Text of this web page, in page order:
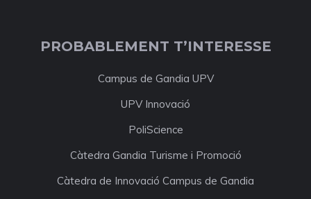
PROBABLEMENT T’INTERESSE
Campus de Gandia UPV
UPV Innovació
PoliScience
Càtedra Gandia Turisme i Promoció
Càtedra de Innovació Campus de Gandia